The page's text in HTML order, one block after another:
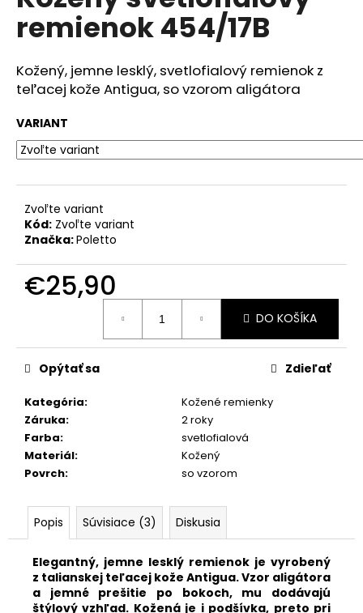
hviezdičiek.
remienok 454/17B
Kožený, jemne lesklý, svetlofialový remienok z
teľacej kože Antigua, so vzorom aligátora
VARIANT
Zvoľte variant
Kód: Zvoľte variant
Značka:Poletto
€25,90
DO KOŠÍKA
Kategória:
Kožené remienky
Záruka:
2 roky
Farba:
svetlofialová
Materiál:
Kožený
Povrch: so vzorom
Opýtať sa Zdieľať
Popis Súvisiace (3) Diskusia
Elegantný, jemne lesklý remienok je vyrobený
z talianskej teľacej kože Antigua. Vzor aligátora
a jemné prešitie po bokoch, mu dodávajú
štýlový vzhľad. Kožená je i podšívka, preto pri
á
j
s
ť
HĽADAŤ
O
d
p
ú
č
m
e
KOŽENÝ
ČIERNY
ALIGÁTORA
E624/00
€169